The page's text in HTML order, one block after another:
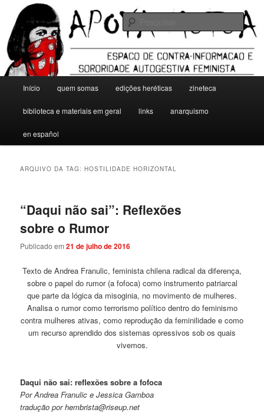
conteúdo
principal
conteúdo
secundárioApoya Mutua
principal
Início quem somas edições heréticas zineteca
biblioteca e materiais em geral links anarquismo
en español
ARQUIVO DA TAG:HOSTILIDADE HORIZONTAL
“Daqui não sai”: Reflexões
sobre o Rumor
Publicado em21 de julho de 2016
Texto de Andrea Franulic, feminista chilena radical da diferença,
sobre o papel do rumor (a fofoca) como instrumento patriarcal
que parte da lógica da misoginia, no movimento de mulheres.
Analisa o rumor como terrorismo político dentro do feminismo
contra mulheres ativas, como reprodução da feminilidade e como
um recurso aprendido dos sistemas opressivos sob os quais
vivemos.
Daqui não sai: reflexões sobre a fofoca
Por Andrea Franulic e Jessica Gamboa
tradução por hembrista@riseup.net